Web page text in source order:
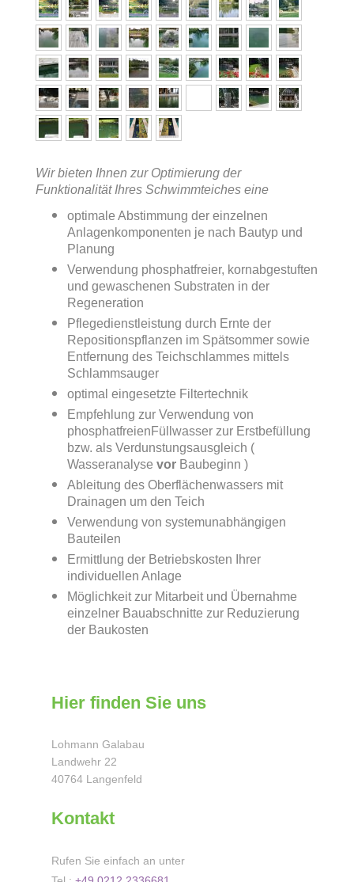
Wir bieten Ihnen zur Optimierung der
Funktionalität Ihres Schwimmteiches eine
optimale Abstimmung der einzelnen
Anlagenkomponenten je nach Bautyp und
Planung
Verwendung phosphatfreier, kornabgestuften
und gewaschenen Substraten in der
Regeneration
Pflegedienstleistung durch Ernte der
Repositionspflanzen im Spätsommer sowie
Entfernung des Teichschlammes mittels
Schlammsauger
optimal eingesetzte Filtertechnik
Empfehlung zur Verwendung von
phosphatfreienFüllwasser zur Erstbefüllung
bzw. als Verdunstungsausgleich (
Wasseranalyse vor Baubeginn )
Ableitung des Oberflächenwassers mit
Drainagen um den Teich
Verwendung von systemunabhängigen
Bauteilen
Ermittlung der Betriebskosten Ihrer
individuellen Anlage
Möglichkeit zur Mitarbeit und Übernahme
einzelner Bauabschnitte zur Reduzierung
der Baukosten
Hier finden Sie uns
Lohmann Galabau
Landwehr 22
40764 Langenfeld
Kontakt
Rufen Sie einfach an unter